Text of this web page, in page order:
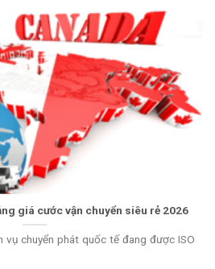
giá cước vận chuyển siêu rẻ 2026
vụ chuyển phát quốc tế đang được ISO